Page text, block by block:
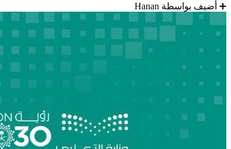
➕ أضيف بواسطة Hanan